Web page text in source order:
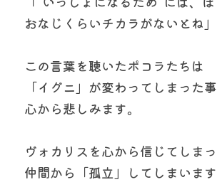
おなじくらいチカラがないとね」
この言葉を聴いたポコラたちは
「イグニ」が変わってしまった
心から悲しみます。
ヴォカリスを心から信じてしま
仲間から「孤立」してしまいます